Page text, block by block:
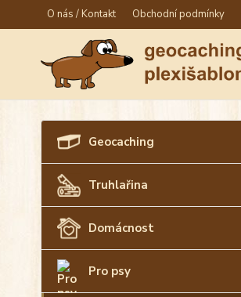
O nás / Kontakt Obchodní podmínky
Geocaching
Truhlařina
Domácnost
Pro psy